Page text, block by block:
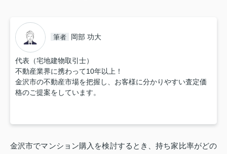
筆者 岡部 功大
代表（宅地建物取引士）
不動産業界に携わって10年以上！
金沢市の不動産市場を把握し、お客様に分かりやすい査定価
格のご提案をしています。
金沢市でマンション購入を検討するとき、持ち家比率がどの